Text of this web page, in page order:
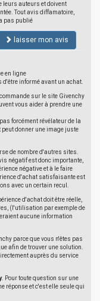
leurs auteurs et doivent
Tout avis diffamatoire,
pas publié
laisser mon avis
en ligne
informé avant un achat.
sur le site Givenchy
vous aider à prendre une
forcément révélateur de la
donner une image juste
de nombre d'autres sites.
négatif est donc importante,
négative et à le faire
d'achat satisfaisante est
avec un certain recul.
d'achat doit être réelle,
(l'utilisation par exemple de
aucune information
parce que vous n'êtes pas
afin de trouver une solution.
auprès du service
. Pour toute question sur une
réponse et c'est elle seule qui